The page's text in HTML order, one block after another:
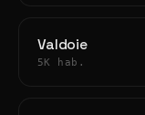
Valdoie
5K hab.